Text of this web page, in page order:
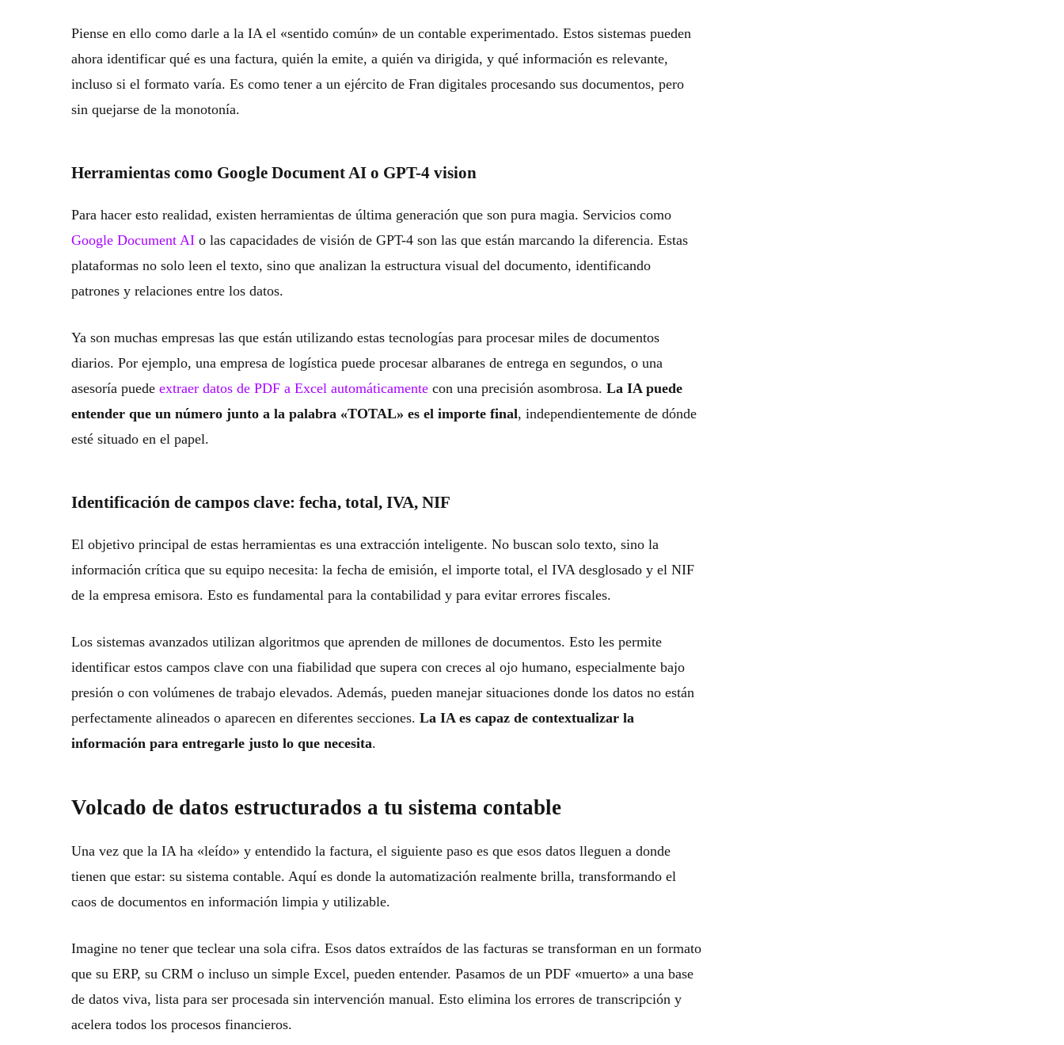
Piense en ello como darle a la IA el «sentido común» de un contable experimentado. Estos sistemas pueden
ahora identificar qué es una factura, quién la emite, a quién va dirigida, y qué información es relevante,
incluso si el formato varía. Es como tener a un ejército de Fran digitales procesando sus documentos, pero
sin quejarse de la monotonía.
Herramientas como Google Document AI o GPT-4 vision
Para hacer esto realidad, existen herramientas de última generación que son pura magia. Servicios como
Google Document AI o las capacidades de visión de GPT-4 son las que están marcando la diferencia. Estas
plataformas no solo leen el texto, sino que analizan la estructura visual del documento, identificando
patrones y relaciones entre los datos.
Ya son muchas empresas las que están utilizando estas tecnologías para procesar miles de documentos
diarios. Por ejemplo, una empresa de logística puede procesar albaranes de entrega en segundos, o una
asesoría puede extraer datos de PDF a Excel automáticamente con una precisión asombrosa. La IA puede
entender que un número junto a la palabra «TOTAL» es el importe final, independientemente de dónde
esté situado en el papel.
Identificación de campos clave: fecha, total, IVA, NIF
El objetivo principal de estas herramientas es una extracción inteligente. No buscan solo texto, sino la
información crítica que su equipo necesita: la fecha de emisión, el importe total, el IVA desglosado y el NIF
de la empresa emisora. Esto es fundamental para la contabilidad y para evitar errores fiscales.
Los sistemas avanzados utilizan algoritmos que aprenden de millones de documentos. Esto les permite
identificar estos campos clave con una fiabilidad que supera con creces al ojo humano, especialmente bajo
presión o con volúmenes de trabajo elevados. Además, pueden manejar situaciones donde los datos no están
perfectamente alineados o aparecen en diferentes secciones. La IA es capaz de contextualizar la
información para entregarle justo lo que necesita.
Volcado de datos estructurados a tu sistema contable
Una vez que la IA ha «leído» y entendido la factura, el siguiente paso es que esos datos lleguen a donde
tienen que estar: su sistema contable. Aquí es donde la automatización realmente brilla, transformando el
caos de documentos en información limpia y utilizable.
Imagine no tener que teclear una sola cifra. Esos datos extraídos de las facturas se transforman en un formato
que su ERP, su CRM o incluso un simple Excel, pueden entender. Pasamos de un PDF «muerto» a una base
de datos viva, lista para ser procesada sin intervención manual. Esto elimina los errores de transcripción y
acelera todos los procesos financieros.